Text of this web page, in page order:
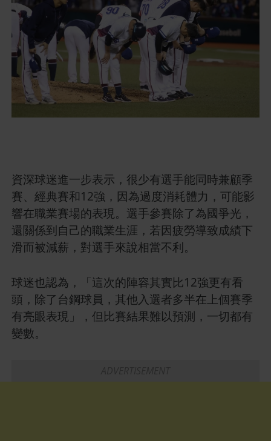
資深球迷進一步表示，很少有選手能同時兼顧季
賽、經典賽和12強，因為過度消耗體力，可能影
響在職業賽場的表現。選手參賽除了為國爭光，
還關係到自己的職業生涯，若因疲勞導致成績下
滑而被減薪，對選手來說相當不利。
球迷也認為，「這次的陣容其實比12強更有看
頭，除了台鋼球員，其他入選者多半在上個賽季
有亮眼表現」，但比賽結果難以預測，一切都有
變數。